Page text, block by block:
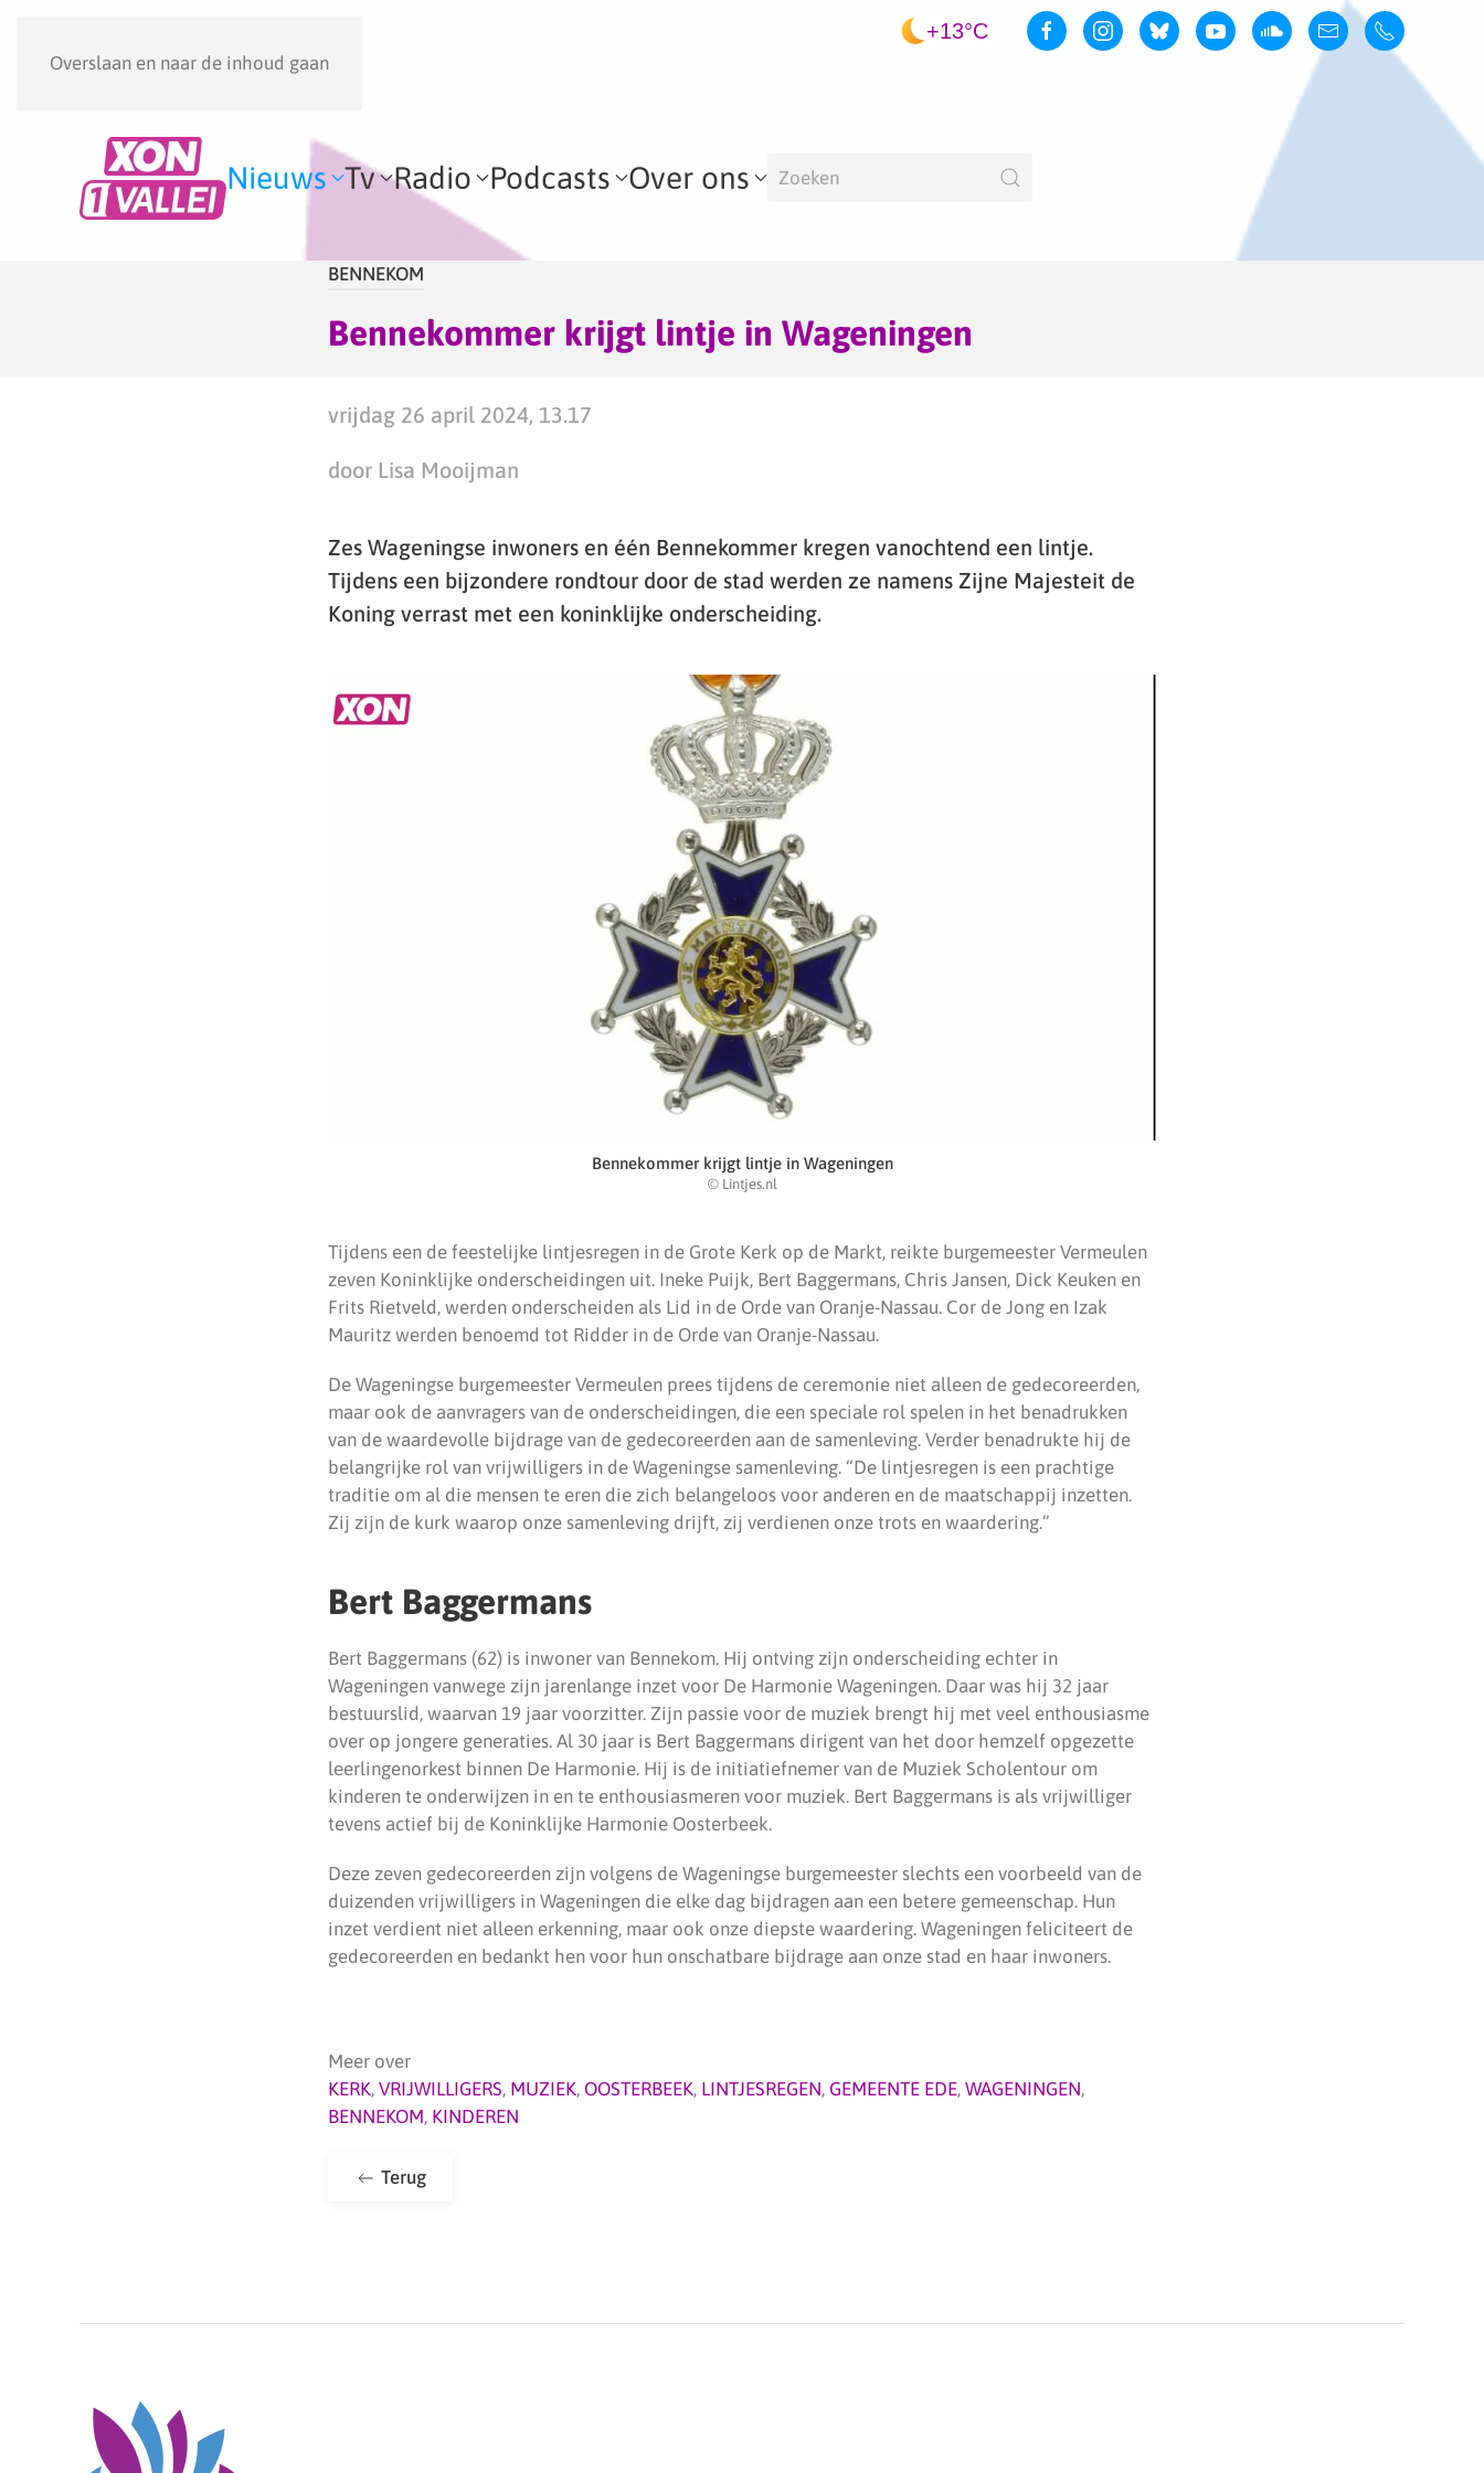
Overslaan en naar de inhoud gaan
+13°C
Nieuws Tv Radio Podcasts Over ons
BENNEKOM
Bennekommer krijgt lintje in Wageningen
vrijdag 26 april 2024, 13.17
door Lisa Mooijman
Zes Wageningse inwoners en één Bennekommer kregen vanochtend een lintje.
Tijdens een bijzondere rondtour door de stad werden ze namens Zijne Majesteit de
Koning verrast met een koninklijke onderscheiding.
Bennekommer krijgt lintje in Wageningen
© Lintjes.nl
Tijdens een de feestelijke lintjesregen in de Grote Kerk op de Markt, reikte burgemeester Vermeulen
zeven Koninklijke onderscheidingen uit. Ineke Puijk, Bert Baggermans, Chris Jansen, Dick Keuken en
Frits Rietveld, werden onderscheiden als Lid in de Orde van Oranje-Nassau. Cor de Jong en Izak
Mauritz werden benoemd tot Ridder in de Orde van Oranje-Nassau.
De Wageningse burgemeester Vermeulen prees tijdens de ceremonie niet alleen de gedecoreerden,
maar ook de aanvragers van de onderscheidingen, die een speciale rol spelen in het benadrukken
van de waardevolle bijdrage van de gedecoreerden aan de samenleving. Verder benadrukte hij de
belangrijke rol van vrijwilligers in de Wageningse samenleving. “De lintjesregen is een prachtige
traditie om al die mensen te eren die zich belangeloos voor anderen en de maatschappij inzetten.
Zij zijn de kurk waarop onze samenleving drijft, zij verdienen onze trots en waardering.”
Bert Baggermans
Bert Baggermans (62) is inwoner van Bennekom. Hij ontving zijn onderscheiding echter in
Wageningen vanwege zijn jarenlange inzet voor De Harmonie Wageningen. Daar was hij 32 jaar
bestuurslid, waarvan 19 jaar voorzitter. Zijn passie voor de muziek brengt hij met veel enthousiasme
over op jongere generaties. Al 30 jaar is Bert Baggermans dirigent van het door hemzelf opgezette
leerlingenorkest binnen De Harmonie. Hij is de initiatiefnemer van de Muziek Scholentour om
kinderen te onderwijzen in en te enthousiasmeren voor muziek. Bert Baggermans is als vrijwilliger
tevens actief bij de Koninklijke Harmonie Oosterbeek.
Deze zeven gedecoreerden zijn volgens de Wageningse burgemeester slechts een voorbeeld van de
duizenden vrijwilligers in Wageningen die elke dag bijdragen aan een betere gemeenschap. Hun
inzet verdient niet alleen erkenning, maar ook onze diepste waardering. Wageningen feliciteert de
gedecoreerden en bedankt hen voor hun onschatbare bijdrage aan onze stad en haar inwoners.
Meer over
KERK, VRIJWILLIGERS, MUZIEK, OOSTERBEEK, LINTJESREGEN, GEMEENTE EDE, WAGENINGEN,
BENNEKOM, KINDEREN
Terug